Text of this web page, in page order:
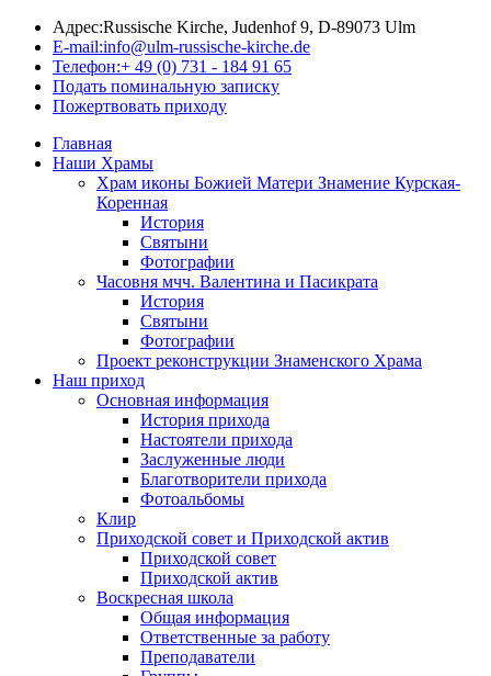
Адрес:Russische Kirche, Judenhof 9, D-89073 Ulm
E-mail:info@ulm-russische-kirche.de
Телефон:+ 49 (0) 731 - 184 91 65
Подать поминальную записку
Пожертвовать приходу
Главная
Наши Храмы
Храм иконы Божией Матери Знамение Курская-
Коренная
История
Святыни
Фотографии
Часовня мчч. Валентина и Пасикрата
История
Святыни
Фотографии
Проект реконструкции Знаменского Храма
Наш приход
Основная информация
История прихода
Настоятели прихода
Заслуженные люди
Благотворители прихода
Фотоальбомы
Клир
Приходской совет и Приходской актив
Приходской совет
Приходской актив
Воскресная школа
Общая информация
Ответственные за работу
Преподаватели